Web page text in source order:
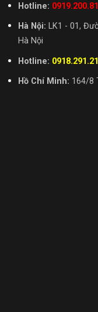
Hotline:
Hà Nội: LK1 - 01,
Hà Nội
Hotline:
Hồ Chí Minh: 164/8